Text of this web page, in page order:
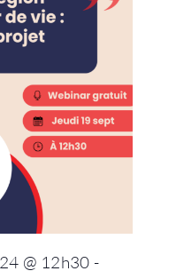
@ 12h30 -
?